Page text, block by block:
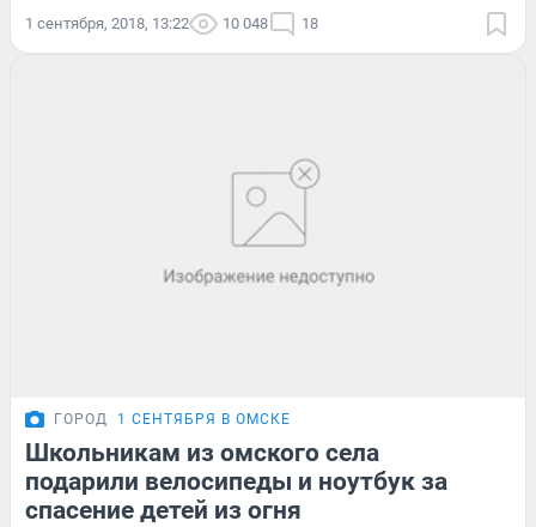
1 сентября, 2018, 13:22 10 048 18
ГОРОД 1 СЕНТЯБРЯ В ОМСКЕ
Школьникам из омского села
подарили велосипеды и ноутбук за
спасение детей из огня